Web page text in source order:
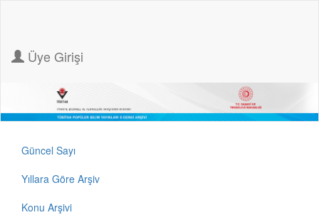
Üye Girişi
Güncel Sayı
Yıllara Göre Arşiv
Konu Arşivi